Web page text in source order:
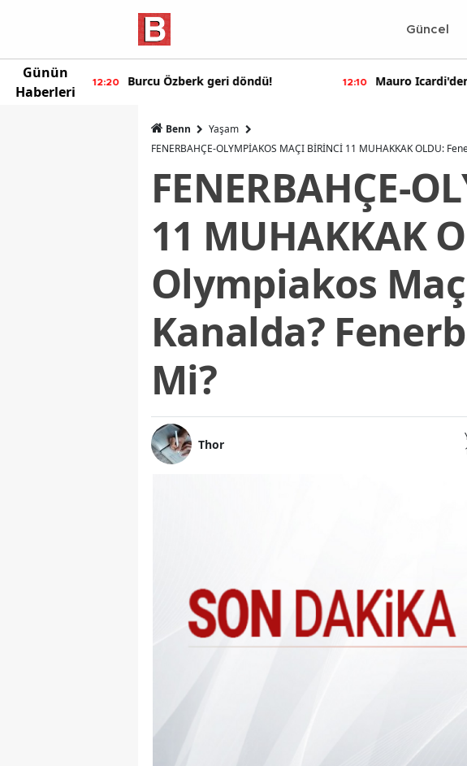
Güncel
Günün
Haberleri
12:10
Mauro Icardi'den olay yaratan
11:55
Bennu Gerede
Benn
Yaşam
FENERBAHÇE-OLYMPİAKOS MAÇI BİRİNCİ 11 MUHAKKAK OLDU:
FENERBAHÇE-
11 MUHAKKAK
Olympiakos
Kanalda?
Mi?
Thor